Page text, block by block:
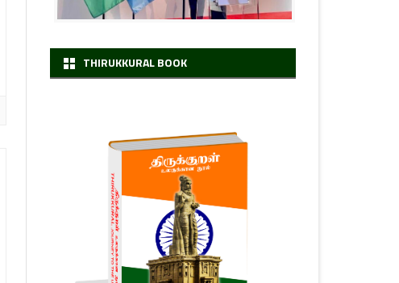
THIRUKKURAL BOOK